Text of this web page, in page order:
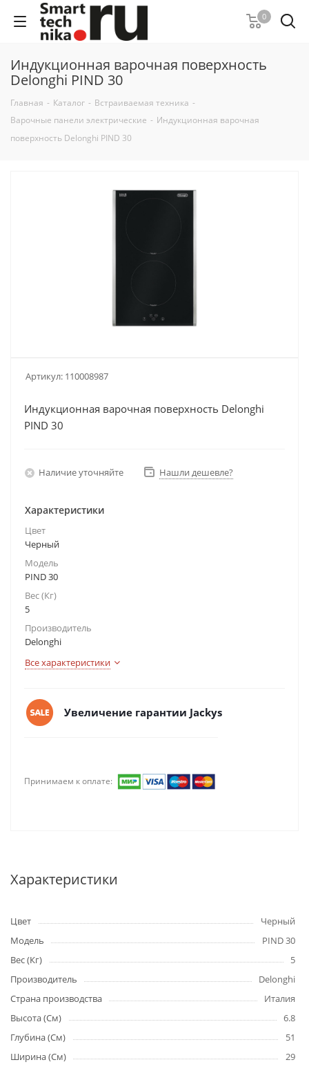
0
Индукционная варочная поверхность
Delonghi PIND 30
Главная - Каталог - Встраиваемая техника -
Варочные панели электрические - Индукционная варочная
поверхность Delonghi PIND 30
Артикул: 110008987
Индукционная варочная поверхность Delonghi
PIND 30
Наличие уточняйте Нашли дешевле?
Характеристики
Цвет
Черный
Модель
PIND 30
Вес (Кг)
5
Производитель
Delonghi
Все характеристики
Увеличение гарантии Jackys
Принимаем к оплате:
Характеристики
Цвет
Черный
Модель
PIND 30
Вес (Кг)
5
Производитель
Delonghi
Страна производства
Италия
Высота (См)
6.8
Глубина (См)
51
Ширина (См)
29